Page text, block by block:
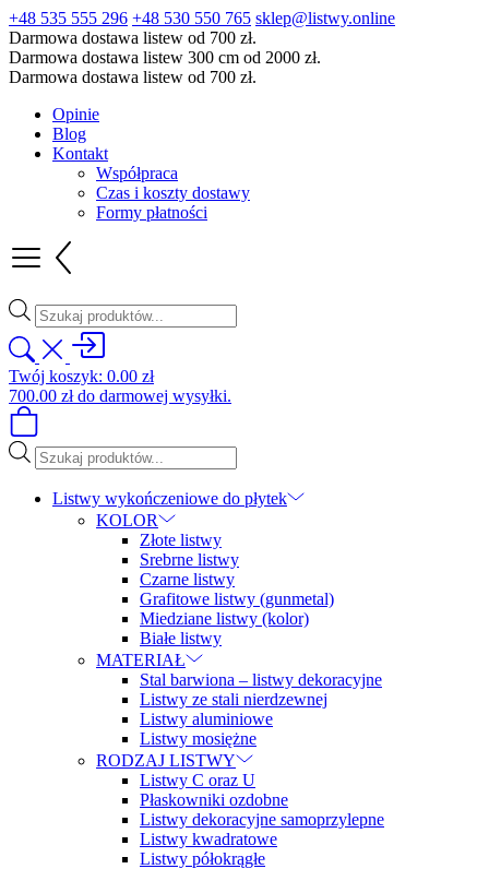
+48 535 555 296 +48 530 550 765 sklep@listwy.online
Darmowa dostawa listew od 700 zł.
Darmowa dostawa listew 300 cm od 2000 zł.
Darmowa dostawa listew od 700 zł.
Opinie
Blog
Kontakt
Współpraca
Czas i koszty dostawy
Formy płatności
Wyszukiwarka
produktów
Twój koszyk: 0.00 zł
700.00 złdo darmowej wysyłki.
Wyszukiwarka
produktów
Listwy wykończeniowe do płytek
KOLOR
Złote listwy
Srebrne listwy
Czarne listwy
Grafitowe listwy (gunmetal)
Miedziane listwy (kolor)
Białe listwy
MATERIAŁ
Stal barwiona – listwy dekoracyjne
Listwy ze stali nierdzewnej
Listwy aluminiowe
Listwy mosiężne
RODZAJ LISTWY
Listwy C oraz U
Płaskowniki ozdobne
Listwy dekoracyjne samoprzylepne
Listwy kwadratowe
Listwy półokrągłe